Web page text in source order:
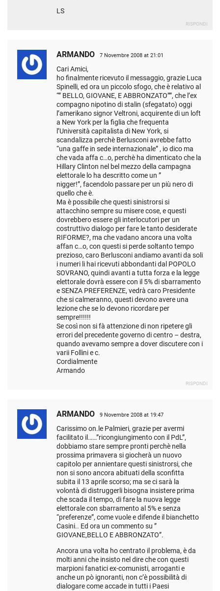
LS
RISPONDI
ARMANDO 7 Novembre 2008 at 21:01
Cari Amici,
ho finalmente ricevuto il messaggio, grazie Luca
Spinelli, ed ora un piccolo sfogo, che è relativo al
“” BELLO, GIOVANE, E ABBRONZATO””, che l’ex
compagno nipotino di stalin (sfegatato) oggi
l’amerikano signor Veltroni, acquirente di un loft
a New York per la figlia che frequenta
l’Università capitalista di New York, si
scandalizza perchè Berlusconi avrebbe fatto
“una gaffe in sede internazionale” , io dico ma
che vada affa c…o, perchè ha dimenticato che la
Hillary Clinton nel bel mezzo della campagna
elettorale lo ha descritto come un ”
nigger!”, facendolo passare per un più nero di
quello che è.
Ma è possibile che questi sinistrorsi si
attacchino sempre su misere cose, e questi
dovrebbero essere gli interlocutori per un
costruttivo dialogo per fare le tanto desiderate
RIFORME?, ma che vadano ancora una volta
affan c…o, con questi si perde soltanto tempo
prezioso, caro Berlusconi andiamo avanti da soli
i numeri li hai ricevuti abbondanti dal POPOLO
SOVRANO, quindi avanti a tutta forza e la legge
elettorale dovrà essere con il 5% di sbarramento
e SENZA PREFERENZE, vedrà caro Presidente
che si calmeranno, questi devono avere una
lezione che se lo devono ricordare per
sempre!!!!!!
Se così non si fà attenzione di non ripetere gli
errori del precedente governo di centro – destra,
quando avevamo sempre a dover discutere con i
varii Follini e c.
Cordialmente
Armando
RISPONDI
ARMANDO 9 Novembre 2008 at 19:47
Carissimo on.le Palmieri, grazie per avermi
facilitato il……”ricongiungimento con il PdL”,
dobbiamo stare sempre pronti perchè nella
prossima primavera si giocherà un nuovo
capitolo per annientare questi sinistrorsi, che
non si sono ancora abituati della sconfitta
subita il 13 aprile scorso; ma se ci sarà la
volontà di distruggerli bisogna insistere prima
che scada il tempo, di fare la nuova legge
elettorale con sbarramento al 5% e senza
“preferenze”, come vuole e difende il bianchetto
Casini.. Ed ora un commento su ”
GIOVANE,BELLO E ABBRONZATO”.
Ancora una volta ho centrato il problema, è da
molti anni che insisto nel dire che con questi
marpioni fanatici ex-comunisti, arroganti e
anche un pò ignoranti, non c’è possibilità di
dialogare come accade in tutti i Paesi